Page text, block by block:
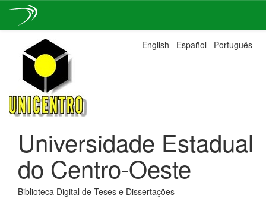
navigation
English Español Português
Universidade Estadual
do Centro-Oeste
Biblioteca Digital de Teses e Dissertações